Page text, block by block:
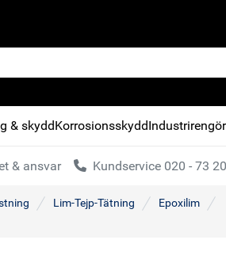
& skyddKorrosionsskydd
& ansvar Kundservice 020 - 73
Lim-Tejp-Tätning
Epoxilim